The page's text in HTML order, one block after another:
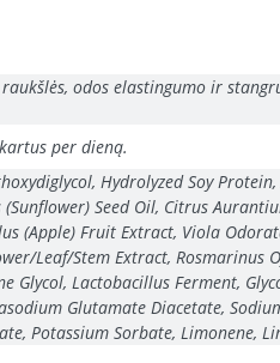
odos elastingumo ir
per dieną.
Hydrolyzed Soy Protein,
Seed Oil, Citrus
(Apple) Fruit Extract, Viola
Leaf/Stem Extract, Rosmarinus
Lactobacillus Ferment,
Glutamate Diacetate,
Potassium Sorbate, Limonene,